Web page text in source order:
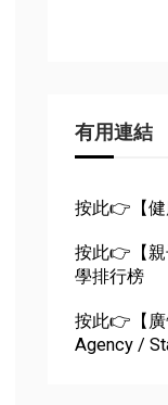
有用連結
按此👉【健
按此👉【親
學排行榜
按此👉【
Agency /